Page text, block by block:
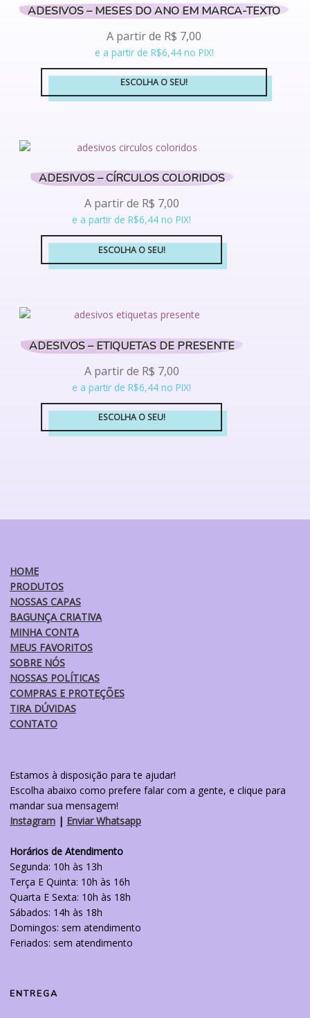
ADESIVOS – MESES DO ANO EM MARCA-TEXTO
A partir de R$ 7,00
e a partir de R$6,44 no PIX!
ESCOLHA O SEU!
Este
várias
As
opções
podem
ser
escolhidas
página
ADESIVOS – CÍRCULOS COLORIDOS
A partir de R$ 7,00
e a partir de R$6,44 no PIX!
ESCOLHA O SEU!
Este
várias
As
opções
podem
ser
escolhidas
página
ADESIVOS – ETIQUETAS DE PRESENTE
A partir de R$ 7,00
e a partir de R$6,44 no PIX!
ESCOLHA O SEU!
Este
As
HOME
PRODUTOS
NOSSAS CAPAS
BAGUNÇA CRIATIVA
MINHA CONTA
MEUS FAVORITOS
SOBRE NÓS
NOSSAS POLÍTICAS
COMPRAS E PROTEÇÕES
TIRA DÚVIDAS
CONTATO
Estamos à disposição para te ajudar!
Escolha abaixo como prefere falar com a gente, e clique para
mandar sua mensagem!
Instagram | Enviar Whatsapp
Horários de Atendimento
Segunda: 10h às 13h
Terça E Quinta: 10h às 16h
Quarta E Sexta: 10h às 18h
Sábados: 14h às 18h
Domingos: sem atendimento
Feriados: sem atendimento
ENTREGA